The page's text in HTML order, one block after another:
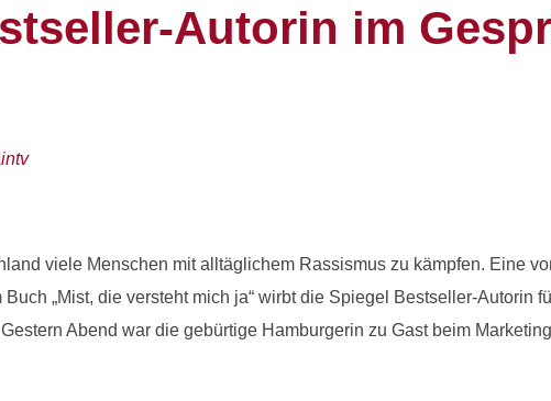
Autorin im
viele Menschen mit alltäglichem Rassismus zu kämpfen. Eine
„Mist, die versteht mich ja“ wirbt die Spiegel Bestseller-Autorin
Abend war die gebürtige Hamburgerin zu Gast beim